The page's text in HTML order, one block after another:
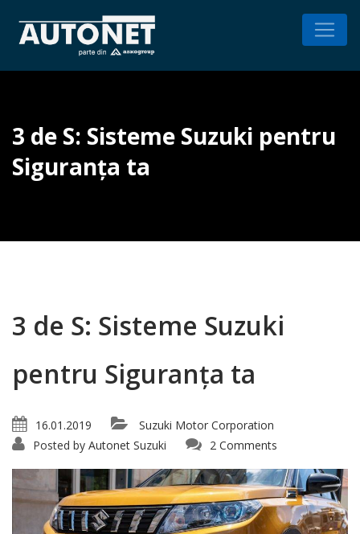
3 de S: Sisteme Suzuki pentru
Siguranța ta
3 de S: Sisteme Suzuki
pentru Siguranța ta
16.01.2019
Suzuki Motor Corporation
Posted by Autonet Suzuki 2 Comments